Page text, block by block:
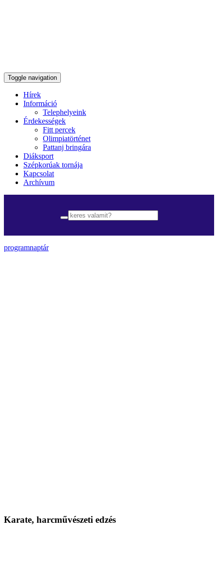
Toggle navigation
Hírek
Információ
Telephelyeink
Érdekességek
Fitt percek
Olimpiatörténet
Pattanj bringára
Diáksport
Szépkorúak tornája
Kapcsolat
Archívum
programnaptár
Karate, harcművészeti edzés